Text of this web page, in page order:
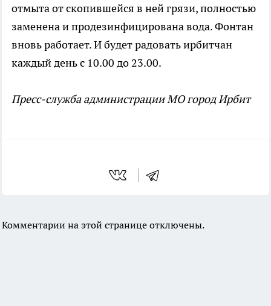
отмыта от скопившейся в ней грязи, полностью
заменена и продезинфицирована вода. Фонтан
вновь работает. И будет радовать ирбитчан
каждый день с 10.00 до 23.00.
Пресс-служба администрации МО город Ирбит
Комментарии на этой странице отключены.